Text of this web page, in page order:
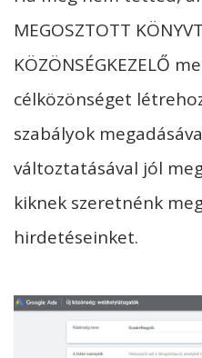
MEGOSZTOTT
KÖZÖNSÉGKEZELŐ
célközönséget
szabályok
változtatásával jól
kiknek szeretnénk
hirdetéseinket.